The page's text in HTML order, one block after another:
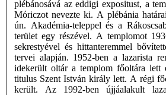
plébánosává az eddigi expositust, a
Móriczot nevezte ki. A plébánia
ún. Akadémia-teleppel és a
terület egy részével. A templomot
sekrestyével és hittanteremmel
tervei alapján. 1952-ben a lazarista
idekerült oltár a templom főoltára lett
titulus Szent István király lett. A régi
került. Az 1992-ben újjáalakult